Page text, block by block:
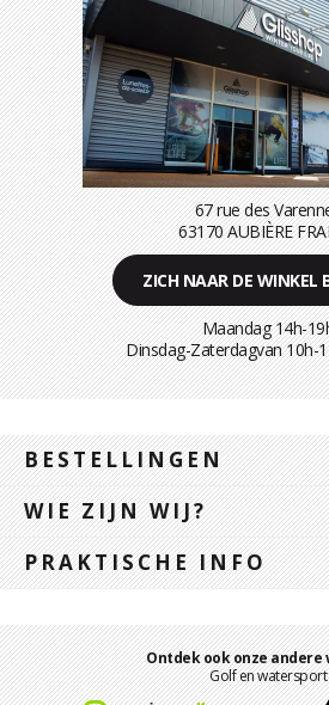
67 rue des
63170 AUBIÈRE
ZICH NAAR DE WINKEL
Maandag 14h-
Dinsdag-Zaterdagvan 10h-
BESTELLINGEN
WIE ZIJN WIJ?
PRAKTISCHE INFO
Ontdek ook onze andere
Golf en watersport